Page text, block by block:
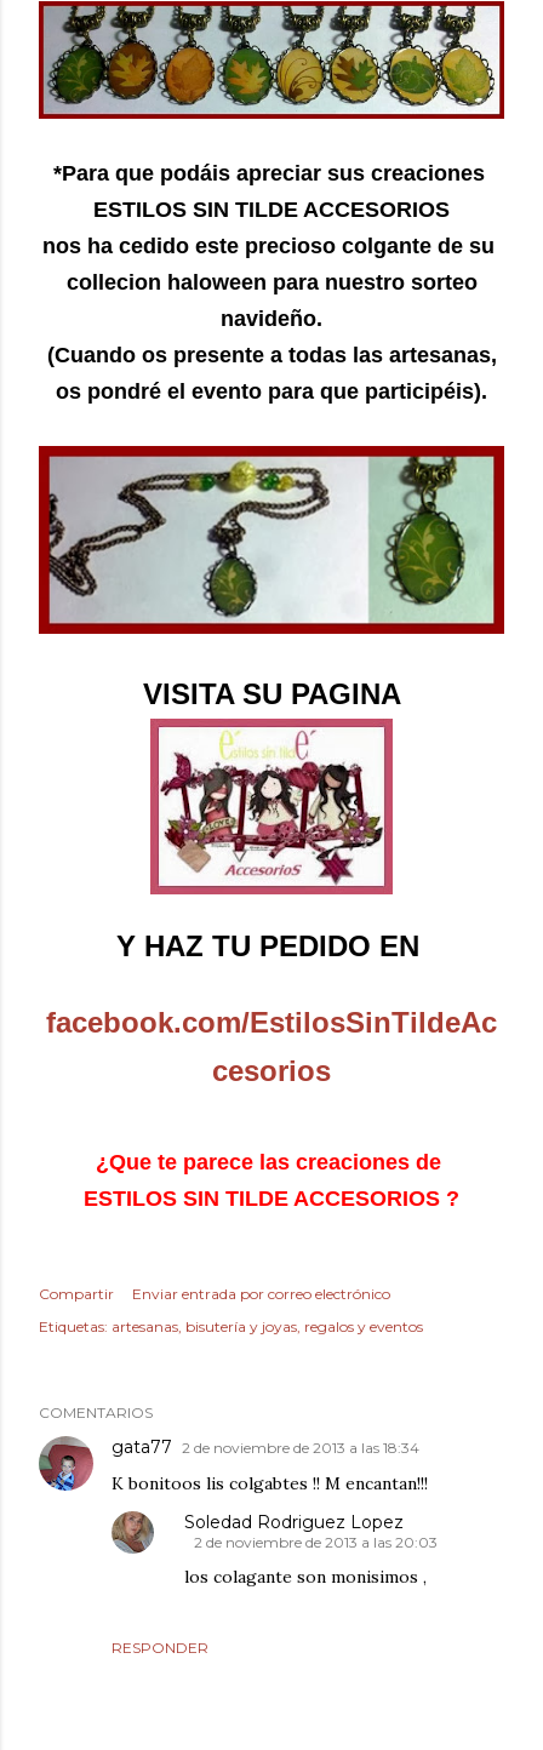
*Para que podáis apreciar sus creaciones
ESTILOS SIN TILDE ACCESORIOS
nos ha cedido este precioso colgante de su
collecion haloween para nuestro sorteo
navideño.
(Cuando os presente a todas las artesanas,
os pondré el evento para que participéis).
VISITA SU PAGINA
Y HAZ TU PEDIDO EN
facebook.com/EstilosSinTildeAc
cesorios
¿Que te parece las creaciones de
ESTILOS SIN TILDE ACCESORIOS ?
Compartir
Enviar entrada por correo electrónico
Etiquetas: artesanas bisutería y joyas regalos y eventos
COMENTARIOS
gata77 2 de noviembre de 2013 a las 18:34
K bonitoos lis colgabtes !! M encantan!!!
RESPONDER
Soledad Rodriguez Lopez
2 de noviembre de 2013 a las 20:03
los colagante son monisimos ,